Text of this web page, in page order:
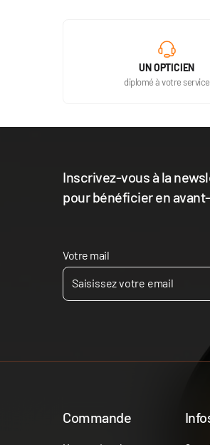
UN OPTICIEN
diplomé à votre service
Inscrivez-vous à la
pour bénéficier en
Votre mail
Commande